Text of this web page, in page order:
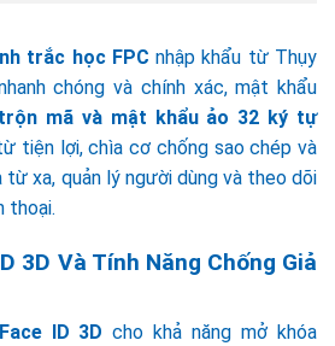
trắc học FPC nhập khẩu từ Thụy
chóng và chính xác, mật khẩu
mã và mật khẩu ảo 32 ký tự
tiện lợi, chìa cơ chống sao chép và
từ xa, quản lý người dùng và theo dõi
thoại.
3D Và Tính Năng Chống Giả
Face ID 3D cho khả năng mở khóa